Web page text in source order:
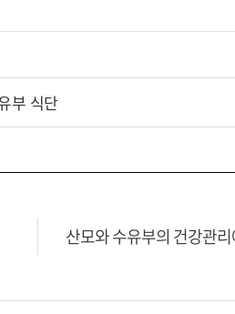
부 식단
산모와 수유부의 건강관